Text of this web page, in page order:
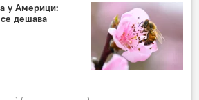
у Америци:
дешава